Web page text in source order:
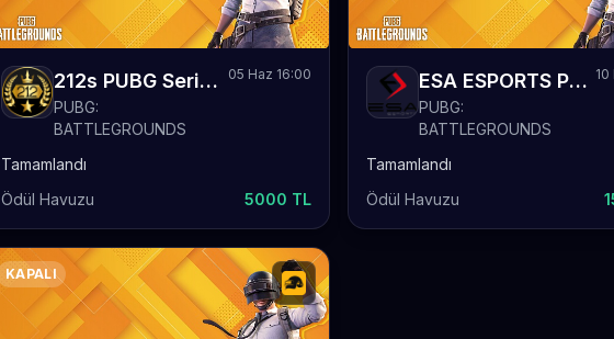
212s PUBG Series Season 1
PUBG:
BATTLEGROUNDS
05 Haz 16:00
Tamamlandı
Ödül Havuzu
5000 TL
ESA ESPORTS PUBG CUP
PUBG:
BATTLEGROUNDS
10
Tamamlandı
Ödül Havuzu
KAPALI